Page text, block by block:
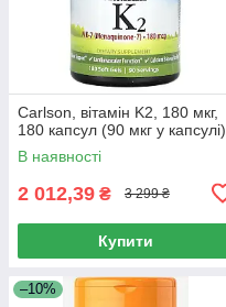
Carlson, вітамін K2, 180 мкг,
180 капсул (90 мкг у капсулі)
В наявності
2 012,39 ₴ 3 299 ₴
Купити
–10%